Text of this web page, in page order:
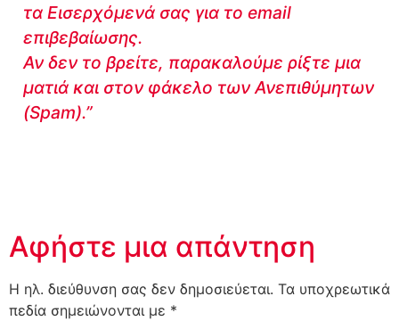
τα Εισερχόμενά σας για το email
επιβεβαίωσης.
Αν δεν το βρείτε, παρακαλούμε ρίξτε μια
ματιά και στον φάκελο των Ανεπιθύμητων
(Spam).”
Αφήστε μια απάντηση
Η ηλ. διεύθυνση σας δεν δημοσιεύεται. Τα υποχρεωτικά
πεδία σημειώνονται με *